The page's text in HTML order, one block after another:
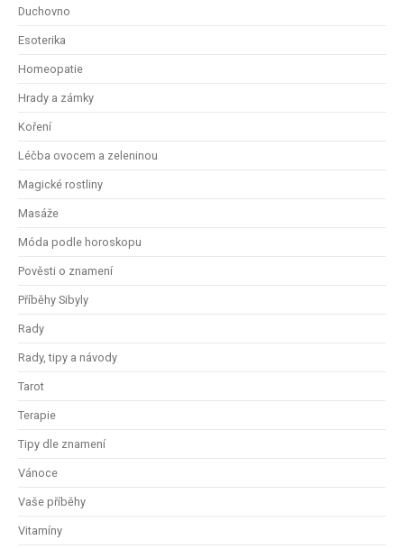
Duchovno
Esoterika
Homeopatie
Hrady a zámky
Koření
Léčba ovocem a zeleninou
Magické rostliny
Masáže
Móda podle horoskopu
Pověsti o znamení
Příběhy Sibyly
Rady
Rady, tipy a návody
Tarot
Terapie
Tipy dle znamení
Vánoce
Vaše příběhy
Vitamíny